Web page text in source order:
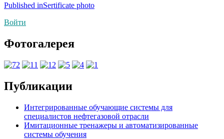
Навигация
по
Published inSertificate photo
Войти
Фотогалерея
Публикации
Интегрированные обучающие системы для
специалистов нефтегазовой отрасли
Имитационные тренажеры и автоматизированные
системы обучения